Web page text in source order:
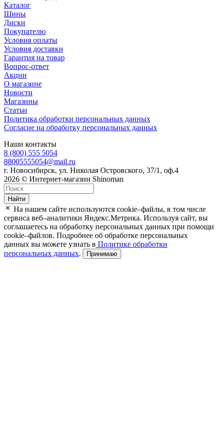
Каталог
Шины
Диски
Покупателю
Условия оплаты
Условия доставки
Гарантия на товар
Вопрос-ответ
Акции
О магазине
Новости
Магазины
Статьи
Политика обработки персональных данных
Согласие на обработку персональных данных
Наши контакты
8 (800) 555 5054
88005555054@mail.ru
г. Новосибирск, ул. Николая Островского, 37/1, оф.4
2026 © Интернет-магазин Shinoman
Найти
На нашем сайте используются cookie–файлы, в том числе
сервиса веб–аналитики Яндекс.Метрика. Используя сайт, вы
соглашаетесь на обработку персональных данных при помощи
cookie–файлов. Подробнее об обработке персональных
данных вы можете узнать в Политике обработки
персональных данных. Принимаю